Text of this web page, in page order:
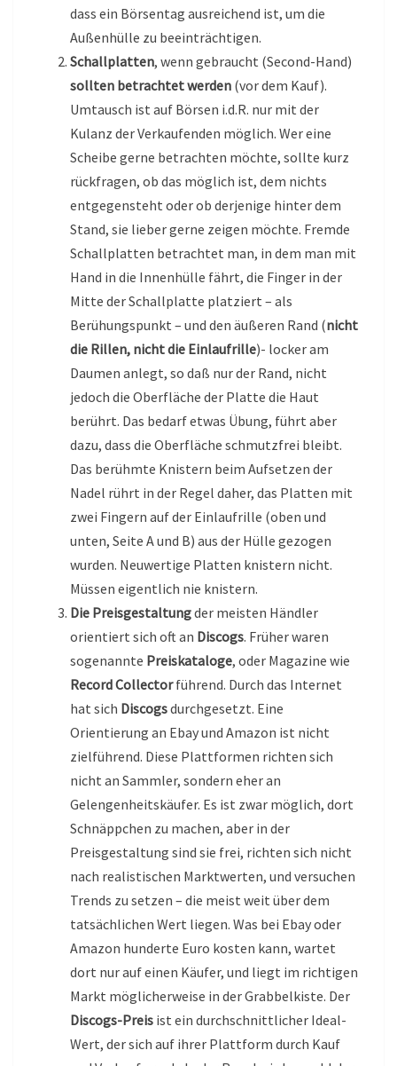
dass ein Börsentag ausreichend ist, um die
Außenhülle zu beeinträchtigen.
Schallplatten, wenn gebraucht (Second-Hand)
sollten betrachtet werden (vor dem Kauf).
Umtausch ist auf Börsen i.d.R. nur mit der
Kulanz der Verkaufenden möglich. Wer eine
Scheibe gerne betrachten möchte, sollte kurz
rückfragen, ob das möglich ist, dem nichts
entgegensteht oder ob derjenige hinter dem
Stand, sie lieber gerne zeigen möchte. Fremde
Schallplatten betrachtet man, in dem man mit
Hand in die Innenhülle fährt, die Finger in der
Mitte der Schallplatte platziert – als
Berühungspunkt – und den äußeren Rand (nicht
die Rillen, nicht die Einlaufrille)- locker am
Daumen anlegt, so daß nur der Rand, nicht
jedoch die Oberfläche der Platte die Haut
berührt. Das bedarf etwas Übung, führt aber
dazu, dass die Oberfläche schmutzfrei bleibt.
Das berühmte Knistern beim Aufsetzen der
Nadel rührt in der Regel daher, das Platten mit
zwei Fingern auf der Einlaufrille (oben und
unten, Seite A und B) aus der Hülle gezogen
wurden. Neuwertige Platten knistern nicht.
Müssen eigentlich nie knistern.
Die Preisgestaltungder meisten Händler
orientiert sich oft an Discogs. Früher waren
sogenannte Preiskataloge, oder Magazine wie
Record Collectorführend. Durch das Internet
hat sich Discogsdurchgesetzt. Eine
Orientierung an Ebay und Amazon ist nicht
zielführend. Diese Plattformen richten sich
nicht an Sammler, sondern eher an
Gelengenheitskäufer. Es ist zwar möglich, dort
Schnäppchen zu machen, aber in der
Preisgestaltung sind sie frei, richten sich nicht
nach realistischen Marktwerten, und versuchen
Trends zu setzen – die meist weit über dem
tatsächlichen Wert liegen. Was bei Ebay oder
Amazon hunderte Euro kosten kann, wartet
dort nur auf einen Käufer, und liegt im richtigen
Markt möglicherweise in der Grabbelkiste. Der
Discogs-Preis ist ein durchschnittlicher Ideal-
Wert, der sich auf ihrer Plattform durch Kauf